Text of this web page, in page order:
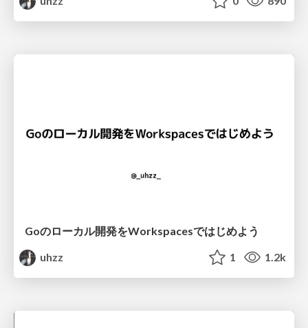
Goのローカル開発をWorkspacesではじめよう
uhzz
1 1.2k